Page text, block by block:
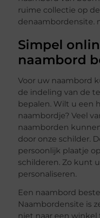
ruime collectie op
denaambordensite.
Simpel
naambord
Voor uw naambord
de indeling van de
bepalen. Wilt u een
naambordje? Veel
naamborden
door onze schilder.
persoonlijk plaatje
schilderen. Zo kunt
personaliseren.
Een naambord
Naambordensite is
niet naar een winkel